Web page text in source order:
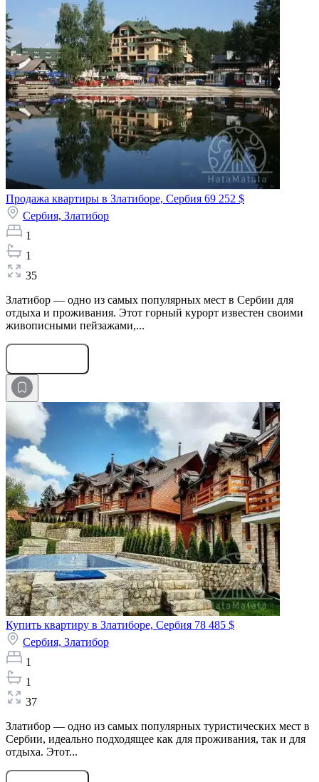
Продажа квартиры в Златиборе, Сербия 69 252 $
Сербия, Златибор
1
1
35
Златибор — одно из самых популярных мест в Сербии для
отдыха и проживания. Этот горный курорт известен своими
живописными пейзажами,...
Купить квартиру в Златиборе, Сербия 78 485 $
Сербия, Златибор
1
1
37
Златибор — одно из самых популярных туристических мест в
Сербии, идеально подходящее как для проживания, так и для
отдыха. Этот...